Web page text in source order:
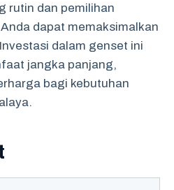
rutin dan pemilihan
dapat memaksimalkan
dalam genset ini
jangka panjang,
bagi kebutuhan